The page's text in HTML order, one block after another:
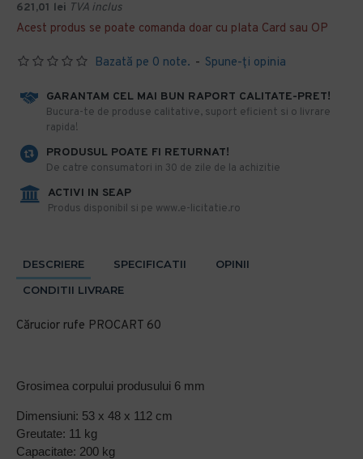
Bazată pe 0 note. - Spune-ţi opinia
621,01 lei TVA inclus
Acest produs se poate comanda doar cu plata Card sau OP
GARANTAM CEL MAI BUN RAPORT CALITATE-PRET!
​Bucura-te de produse calitative, suport eficient si o livrare
rapida!
PRODUSUL POATE FI RETURNAT!
De catre consumatori in 30 de zile de la achizitie
ACTIVI IN SEAP
Produs disponibil si pe www.e-licitatie.ro
DESCRIERE SPECIFICATII
OPINII
CONDITII LIVRARE
Cărucior rufe PROCART 60
Grosimea corpului produsului 6 mm
Dimensiuni: 53 x 48 x 112 cm
Greutate: 11 kg
Capacitate: 200 kg